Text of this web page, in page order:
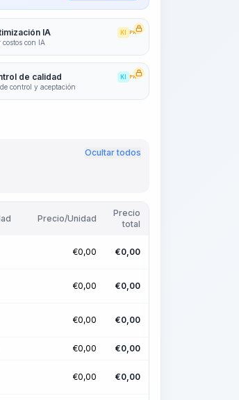
IA KI PRO
costos con IA
de calidad KI PRO
control y aceptación
Ocultar todos
Precio/Unidad
Precio
total
€0,00 €0,00
€0,00 €0,00
€0,00 €0,00
€0,00 €0,00
€0,00 €0,00